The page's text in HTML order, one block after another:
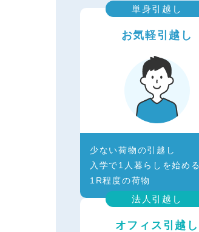
単身引越し
お気軽引越し
少ない荷物の引越し
入学で1人暮らしを始める
1R程度の荷物
法人引越し
オフィス引越し